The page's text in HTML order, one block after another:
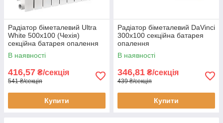
Радіатор біметалевий Ultra
White 500x100 (Чехія)
секційна батарея опалення
В наявності
416,57 ₴/секція
541 ₴/секція
Купити
Радіатор біметалевий DaVinci
300x100 секційна батарея
опалення
В наявності
346,81 ₴/секція
439 ₴/секція
Купити